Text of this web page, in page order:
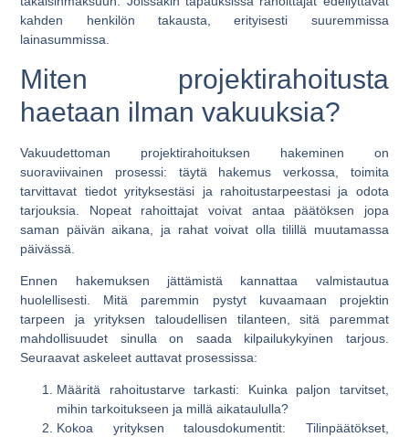
kahden henkilön takausta, erityisesti suuremmissa
lainasummissa.
Miten projektirahoitusta
haetaan ilman vakuuksia?
Vakuudettoman projektirahoituksen hakeminen on
suoraviivainen prosessi: täytä hakemus verkossa, toimita
tarvittavat tiedot yrityksestäsi ja rahoitustarpeestasi ja odota
tarjouksia. Nopeat rahoittajat voivat antaa päätöksen jopa
saman päivän aikana, ja rahat voivat olla tilillä muutamassa
päivässä.
Ennen hakemuksen jättämistä kannattaa valmistautua
huolellisesti. Mitä paremmin pystyt kuvaamaan projektin
tarpeen ja yrityksen taloudellisen tilanteen, sitä paremmat
mahdollisuudet sinulla on saada kilpailukykyinen tarjous.
Seuraavat askeleet auttavat prosessissa:
Määritä rahoitustarve tarkasti: Kuinka paljon tarvitset,
mihin tarkoitukseen ja millä aikataululla?
Kokoa yrityksen talousdokumentit: Tilinpäätökset,